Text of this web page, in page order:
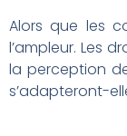
Alors que les
l’ampleur. Les
la perception
s’adapteront-